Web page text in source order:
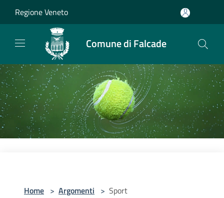
Regione Veneto
Comune di Falcade
Home > Argomenti > Sport